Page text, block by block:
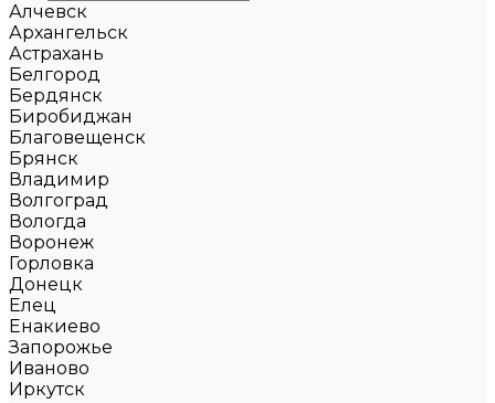
Алчевск
Архангельск
Астрахань
Белгород
Бердянск
Биробиджан
Благовещенск
Брянск
Владимир
Волгоград
Вологда
Воронеж
Горловка
Донецк
Елец
Енакиево
Запорожье
Иваново
Иркутск